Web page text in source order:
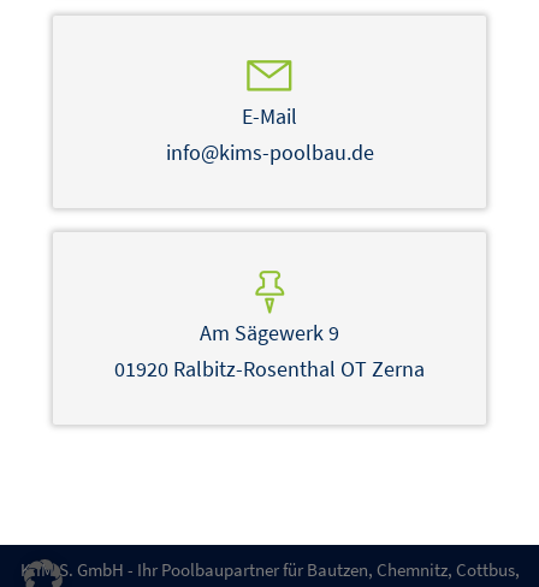
E-Mail
info@kims-poolbau.de
Am Sägewerk 9
01920 Ralbitz-Rosenthal OT Zerna
K.IM.S. GmbH - Ihr Poolbaupartner für Bautzen, Chemnitz, Cottbus,